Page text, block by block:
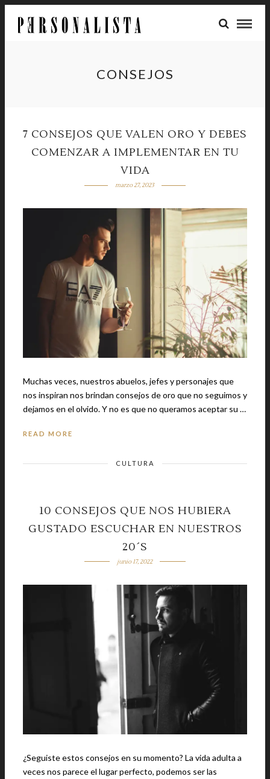
CONSEJOS
7 CONSEJOS QUE VALEN ORO Y DEBES
COMENZAR A IMPLEMENTAR EN TU
VIDA
marzo 27, 2023
Muchas veces, nuestros abuelos, jefes y personajes que
nos inspiran nos brindan consejos de oro que no seguimos y
dejamos en el olvido. Y no es que no queramos aceptar su …
READ MORE
CULTURA
10 CONSEJOS QUE NOS HUBIERA
GUSTADO ESCUCHAR EN NUESTROS
20´S
junio 17, 2022
¿Seguiste estos consejos en su momento? La vida adulta a
veces nos parece el lugar perfecto, podemos ser las